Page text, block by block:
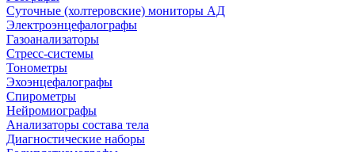
Суточные (холтеровские) мониторы АД
Электроэнцефалографы
Газоанализаторы
Стресс-системы
Тонометры
Эхоэнцефалографы
Спирометры
Нейромиографы
Анализаторы состава тела
Диагностические наборы